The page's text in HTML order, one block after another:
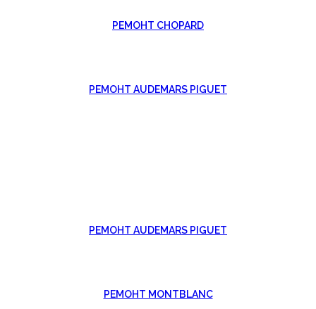
РЕМОНТ CHOPARD
РЕМОНТ AUDEMARS PIGUET
РЕМОНТ AUDEMARS PIGUET
РЕМОНТ MONTBLANC